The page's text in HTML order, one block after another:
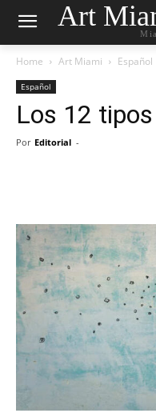
Art
Home Art Miami Español
Español
Los 12
Por Editorial -